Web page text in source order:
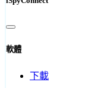
軟體
下載